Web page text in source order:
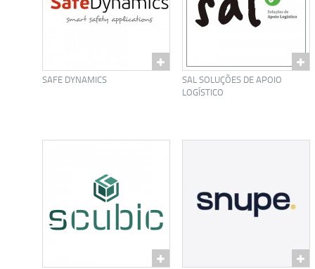
SAFE DYNAMICS
SAL SOLUÇÕES DE APOIO
LOGÍSTICO